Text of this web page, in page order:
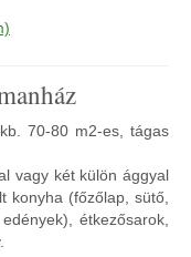
70-80 m2-es, tágas
vagy két külön ággyal
konyha (főzőlap, sütő,
étkezősarok,